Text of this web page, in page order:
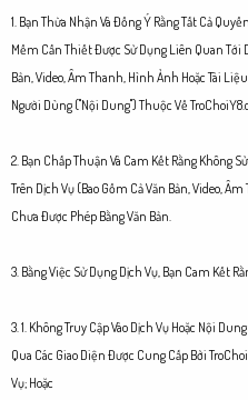
1. Bạn Thừa Nhận Và Đồng Ý Rằng Tất Cả
Mềm Cần Thiết Được Sử Dụng Liên Quan Tới
Bản, Video, Âm Thanh, Hình Ảnh Hoặc Tài
Người Dùng ("Nội Dung") Thuộc Về
2. Bạn Chấp Thuận Và Cam Kết Rằng Không
Trên Dịch Vụ (Bao Gồm Cả Văn Bản, Video,
Chưa Được Phép Bằng Văn Bản.
3. Bằng Việc Sử Dụng Dịch Vụ, Bạn Cam Kết
3. 1. Không Truy Cập Vào Dịch Vụ Hoặc Nội
Qua Các Giao Diện Được Cung Cấp Bởi
Vụ; Hoặc